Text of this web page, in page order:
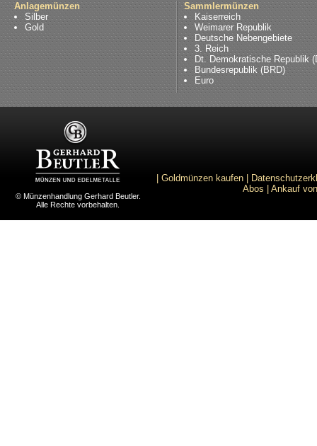
Anlagemünzen
Silber
Gold
Sammlermünzen
Kaiserreich
Weimarer Republik
Deutsche Nebengebiete
3. Reich
Dt. Demokratische Republik
Bundesrepublik (BRD)
Euro
© Münzenhandlung Gerhard Beutler.
Alle Rechte vorbehalten.
Goldmünzen kaufen
Abos
Ankauf